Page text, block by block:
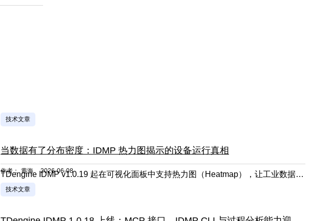
技术文章
当数据有了分布密度：IDMP 热力图揭示的设备运行真相
作者： 黄海 2026-06-08 TDengine IDMP v1.0.19 起在可视化面板中支持热力图（Heatmap），让工业数据分析多了一种组织信息的维度。
技术文章